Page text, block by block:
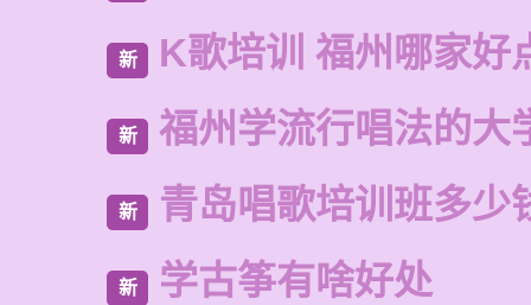
新 K歌培训 福州哪家好
新 福州学流行唱法的大
新 青岛唱歌培训班多少
新 学古筝有啥好处